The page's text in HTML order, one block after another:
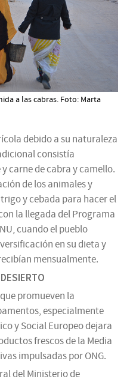
a las cabras. Foto: Marta
debido a su naturaleza
consistía
carne de cabra y camello.
de los animales y
y cebada para hacer el
la llegada del Programa
cuando el pueblo
en su dieta y
mensualmente.
promueven la
especialmente
y Social Europeo dejara
frescos de la Media
impulsadas por ONG.
del Ministerio de